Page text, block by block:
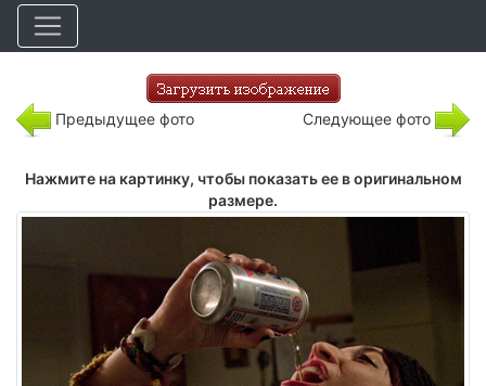
Предыдущее фото Следующее фото
Нажмите на картинку, чтобы показать ее в оригинальном
размере.